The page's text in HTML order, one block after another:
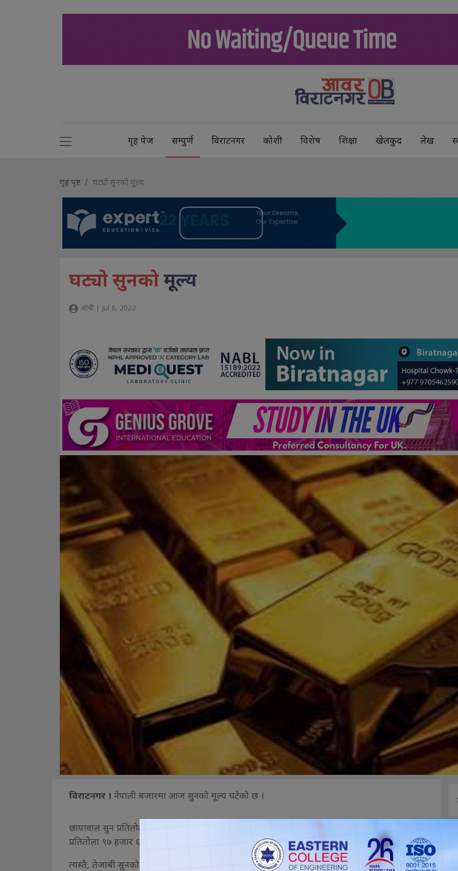
गृह पेज सम्पुर्ण विराटनगर कोशी विशेष शिक्षा खेलकुद लेख
गृह पृष्ट घट्यो सुनको मूल्य
घट्यो सुनकोमूल्य
ओबी | Jul 6, 2022
विराटनगर । नेपाली बजारमा आज सुनको मूल्य घटेको छ ।
छापावाल सुन प्रतितोला १६ सयले बढेर ९६ हजार रुपैयाँ कायम भएको छ। मंगलबार छापावाल सुन
प्रतितोला ९७ हजार ६ सय रुपैयाँमा कारोबार भएको थियो।
त्यस्तै, तेजाबी सुनको मूल्य १६ सयले घटेको छ। आज प्रतितोला ९५ हजार ५ सय रुपैयाँमा कारोबार